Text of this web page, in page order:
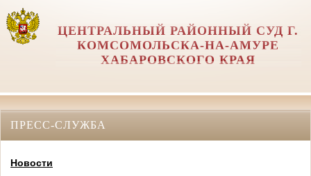
ЦЕНТРАЛЬНЫЙ РАЙОННЫЙ СУД Г.
КОМСОМОЛЬСКА-НА-АМУРЕ
ХАБАРОВСКОГО КРАЯ
ПРЕСС-СЛУЖБА
Новости